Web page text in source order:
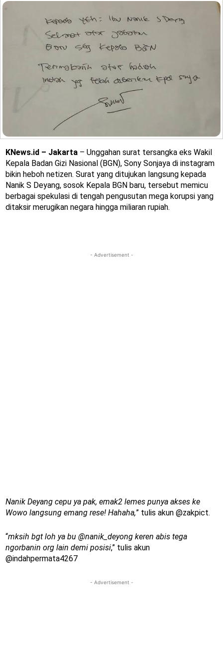
KNews.id – Jakarta – Unggahan surat tersangka eks Wakil
Kepala Badan Gizi Nasional (BGN), Sony Sonjaya di instagram
bikin heboh netizen. Surat yang ditujukan langsung kepada
Nanik S Deyang, sosok Kepala BGN baru, tersebut memicu
berbagai spekulasi di tengah pengusutan mega korupsi yang
ditaksir merugikan negara hingga miliaran rupiah.
- Advertisement -
Nanik Deyang cepu ya pak, emak2 lemes punya akses ke
Wowo langsung emang rese! Hahaha,” tulis akun @zakpict.
“mksih bgt loh ya bu @nanik_deyong keren abis tega
ngorbanin org lain demi posisi,” tulis akun
@indahpermata4267
- Advertisement -